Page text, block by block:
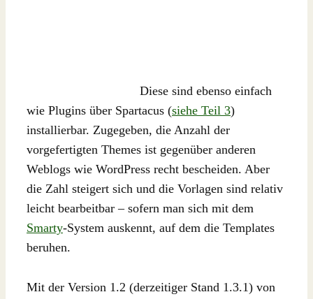
Diese sind ebenso einfach
wie Plugins über Spartacus (siehe Teil 3)
installierbar. Zugegeben, die Anzahl der
vorgefertigten Themes ist gegenüber anderen
Weblogs wie WordPress recht bescheiden. Aber
die Zahl steigert sich und die Vorlagen sind relativ
leicht bearbeitbar – sofern man sich mit dem
Smarty-System auskennt, auf dem die Templates
beruhen.
Mit der Version 1.2 (derzeitiger Stand 1.3.1) von